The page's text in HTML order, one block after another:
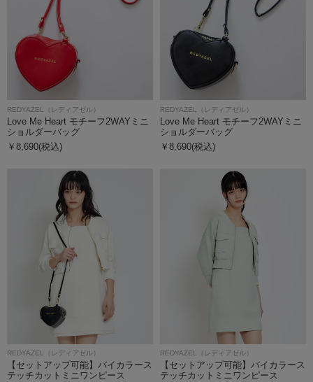
REDYAZEL（レディアゼル）
Love Me Heart モチーフ2WAYミニ
ショルダーバッグ
￥8,690(税込)
REDYAZEL（レディアゼル）
Love Me Heart モチーフ2WAYミニ
ショルダーバッグ
￥8,690(税込)
REDYAZEL（レディアゼル）
【セットアップ可能】バイカラース
テッチカットミニワンピース
REDYAZEL（レディアゼル）
【セットアップ可能】バイカラース
テッチカットミニワンピース